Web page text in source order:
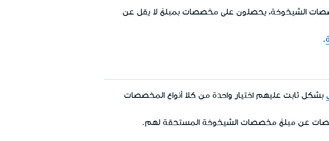
الشيخوخة، يحصلون على مخصصات بمبلغ لا يقل عن
.
بشكل ثابت عليهم اختيار واحدة من كلا أنواع المخصصات
عن مبلغ مخصصات الشيخوخة المستحقة لهم.